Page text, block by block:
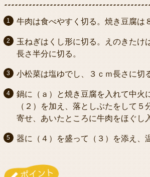
牛肉は食べやすく切る。焼き豆腐は
玉ねぎはくし形に切る。えのきたけ
長さ半分に切る。
小松菜は塩ゆでし、３ｃｍ長さに切
鍋に（ａ）と焼き豆腐を入れて中火
（２）を加え、落としぶたをして５
寄せ、あいたところに牛肉をほぐし
器に（４）を盛って（３）を添え、